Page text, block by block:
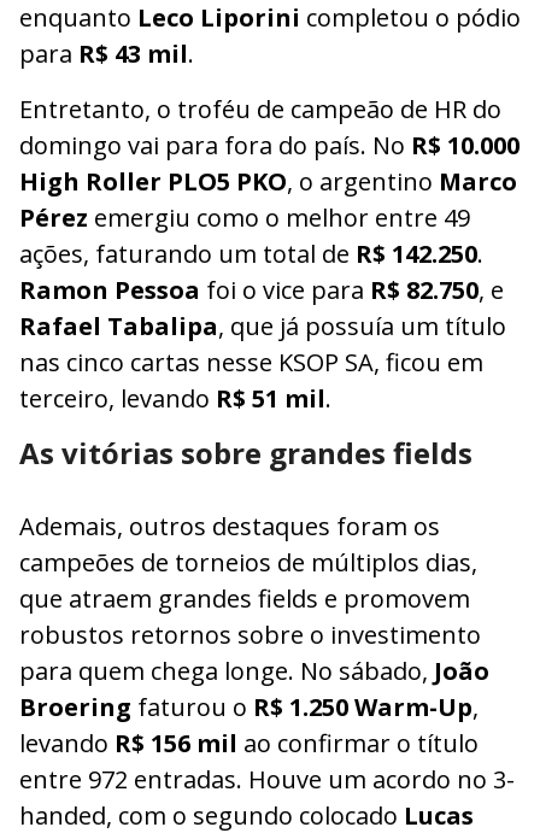
enquanto Leco Liporini completou o pódio
para R$ 43 mil.
Entretanto, o troféu de campeão de HR do
domingo vai para fora do país. No R$ 10.000
High Roller PLO5 PKO, o argentino Marco
Pérez emergiu como o melhor entre 49
ações, faturando um total de R$ 142.250.
Ramon Pessoa foi o vice para R$ 82.750, e
Rafael Tabalipa, que já possuía um título
nas cinco cartas nesse KSOP SA, ficou em
terceiro, levando R$ 51 mil.
As vitórias sobre grandes fields
Ademais, outros destaques foram os
campeões de torneios de múltiplos dias,
que atraem grandes fields e promovem
robustos retornos sobre o investimento
para quem chega longe. No sábado, João
Broering faturou o R$ 1.250 Warm-Up,
levando R$ 156 mil ao confirmar o título
entre 972 entradas. Houve um acordo no 3-
handed, com o segundo colocado Lucas